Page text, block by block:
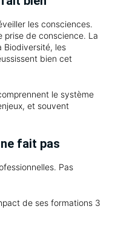
les consciences.
prise de conscience. La
Biodiversité, les
bien cet
le système
et souvent
fait pas
Pas
de ses formations 3